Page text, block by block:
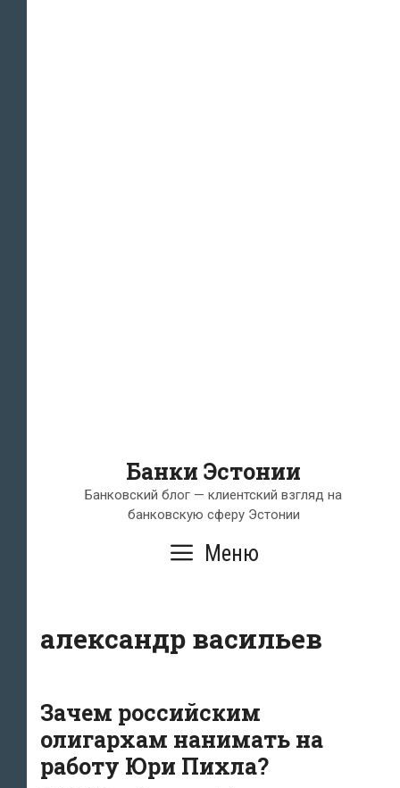
Банки Эстонии
Банковский блог — клиентский взгляд на
банковскую сферу Эстонии
Меню
александр васильев
Зачем российским
олигархам нанимать на
работу Юри Пихла?